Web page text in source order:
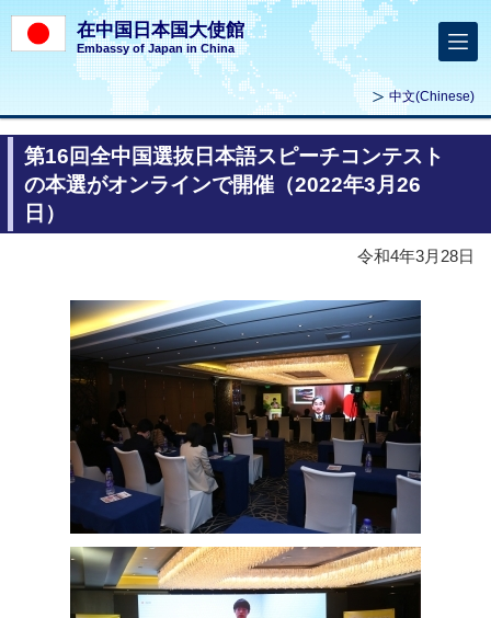
在中国日本国大使館
Embassy of Japan in China
中文(Chinese)
第16回全中国選抜日本語スピーチコンテスト
の本選がオンラインで開催（2022年3月26
日）
令和4年3月28日